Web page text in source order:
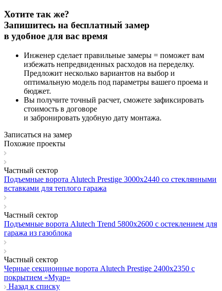
Хотите так же?
Запишитесь на бесплатный замер
в удобное для вас время
Инженер сделает правильные замеры = поможет вам
избежать непредвиденных расходов на переделку.
Предложит несколько вариантов на выбор и
оптимальную модель под параметры вашего проема и
бюджет.
Вы получите точный расчет, сможете зафиксировать
стоимость в договоре
и забронировать удобную дату монтажа.
Записаться на замер
Похожие проекты
Частный сектор
Подъемные ворота Alutech Prestige 3000х2440 со стеклянными
вставками для теплого гаража
Частный сектор
Подъемные ворота Alutech Trend 5800х2600 с остеклением для
гаража из газоблока
Частный сектор
Черные секционные ворота Alutech Prestige 2400х2350 с
покрытием «Муар»
Назад к списку